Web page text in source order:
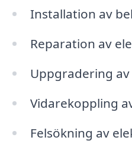
Installation av
Reparation av
Uppgradering
Vidarekoppling
Felsökning av